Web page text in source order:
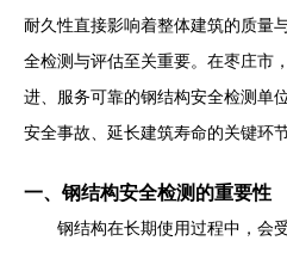
耐久性直接影响着整体建筑的质量
全检测与评估至关重要。在枣庄市
进、服务可靠的钢结构安全检测单
安全事故、延长建筑寿命的关键环节
一、钢结构安全检测的重要性
钢结构在长期使用过程中，会